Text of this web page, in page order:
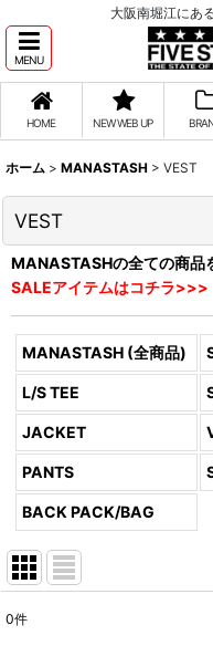
大阪南堀江にあ
MENU
HOME NEW WEB UP
ホーム > MANASTASH > VEST
VEST
MANASTASHの全ての商
SALEアイテムはコチラ>>>
MANASTASH (全商品)
L/S TEE
JACKET
PANTS
BACK PACK/BAG
0件